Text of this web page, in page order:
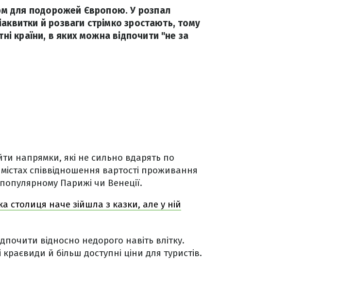
для подорожей Європою. У розпал
й розваги стрімко зростають, тому
країни, в яких можна відпочити "не за
напрямки, які не сильно вдарять по
співвідношення вартості проживання
Парижі чи Венеції.
столиця наче зійшла з казки, але у ній
відносно недорого навіть влітку.
й більш доступні ціни для туристів.